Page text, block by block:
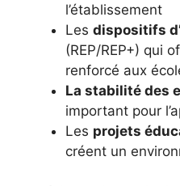
l’établissement
Les dispositifs
(REP/REP+) qui
renforcé aux
La stabilité des
important pour
Les projets
créent un